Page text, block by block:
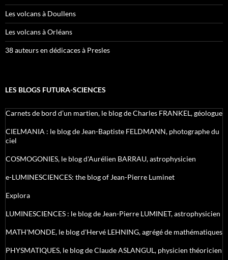
Les volcans à Doullens
Les volcans à Orléans
38 auteurs en dédicaces à Presles
LES BLOGS FUTURA-SCIENCES
Carnets de bord d’un martien, le blog de Charles FRANKEL, géologue
CIELMANIA : le blog de Jean-Baptiste FELDMANN, photographe du
ciel
COSMOGONIES, le blog d'Aurélien BARRAU, astrophysicien
e-LUMINESCIENCES: the blog of Jean-Pierre Luminet
Explora
LUMINESCIENCES : le blog de Jean-Pierre LUMINET, astrophysicien
MATH'MONDE, le blog d'Hervé LEHNING, agrégé de mathématiques
PHYSMATIQUES, le blog de Claude ASLANGUL, physicien théoricien